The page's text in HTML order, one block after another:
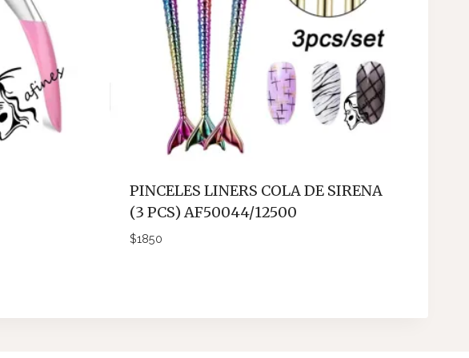
PINCELES LINERS COLA DE SIRENA
(3 PCS) AF50044/12500
$1850